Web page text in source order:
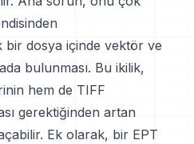
bir dosya içinde vektör ve
bulunması. Bu ikilik,
hem de TIFF
gerektiğinden artan
Ek olarak, bir EPT